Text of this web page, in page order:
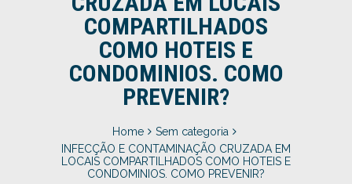
COMPARTILHADOS
COMO HOTEIS E
CONDOMINIOS. COMO
PREVENIR?
Home
Sem categoria
INFECÇÃO E CONTAMINAÇÃO CRUZADA EM
LOCAIS COMPARTILHADOS COMO HOTEIS E
CONDOMINIOS. COMO PREVENIR?